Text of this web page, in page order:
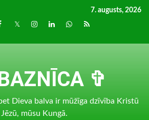
7. augusts, 2026
TwitterInstagram
LinkedInwhatsapp
RSS
✞
Dieva balva ir mūžīga dzīvība Kristū
Jēzū, mūsu Kungā.